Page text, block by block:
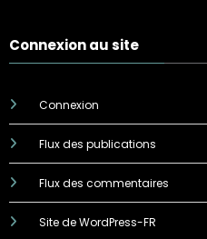
Connexion au site
Connexion
Flux des publications
Flux des commentaires
Site de WordPress-FR